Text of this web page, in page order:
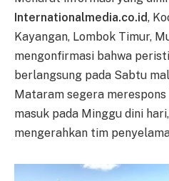
Internationalmedia.co.id,
Kayangan, Lombok Timur,
mengonfirmasi bahwa
berlangsung pada Sabtu
Mataram segera
masuk pada Minggu dini
mengerahkan tim